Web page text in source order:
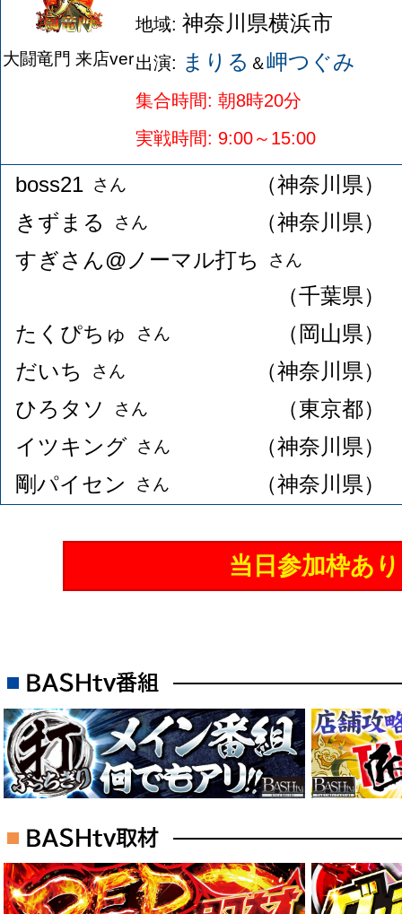
大闘竜門 来店ver
地域: 神奈川県横浜市
出演: まりる ＆岬つぐみ
集合時間: 朝8時20分
実戦時間: 9:00～15:00
boss21 さん
（神奈川県）
きずまる
さん
（神奈川県）
すぎさん@ノーマル打ち
さん
（千葉県）
たくぴちゅ
さん
（岡山県）
だいち
さん
（神奈川県）
ひろタソ
さん
（東京都）
イツキング さん
（神奈川県）
剛パイセン
さん （神奈川県）
当日参加枠あり